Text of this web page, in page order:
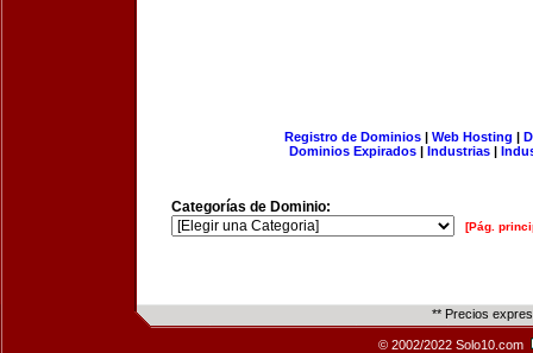
Registro de Dominios| Web Hosting |
Dominios Expirados | Industrias |
Categorías de Dominio:
[Pág.
** Precios
© 2002/2022 Solo10.com